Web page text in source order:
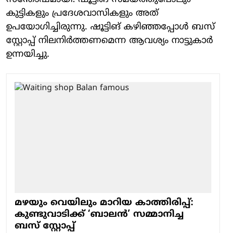
കുട്ടികളും പ്രദേശവാസികളും അത്
ഉപയോഗിച്ചിരുന്നു. ഷൂട്ടിങ് കഴിഞ്ഞപ്പോൾ ബസ്
സ്റ്റോപ്പ് നിലനിർത്തണമെന്ന ആവശ്യം നാട്ടുകാർ
ഉന്നയിച്ചു.
മഴയും വെയിലും മാറിയ കാത്തിരിപ്പ്:
കുണ്ടുവാടിക്ക് ‘ബാലൻ’ സമ്മാനിച്ച
ബസ് സ്റ്റോപ്പ്